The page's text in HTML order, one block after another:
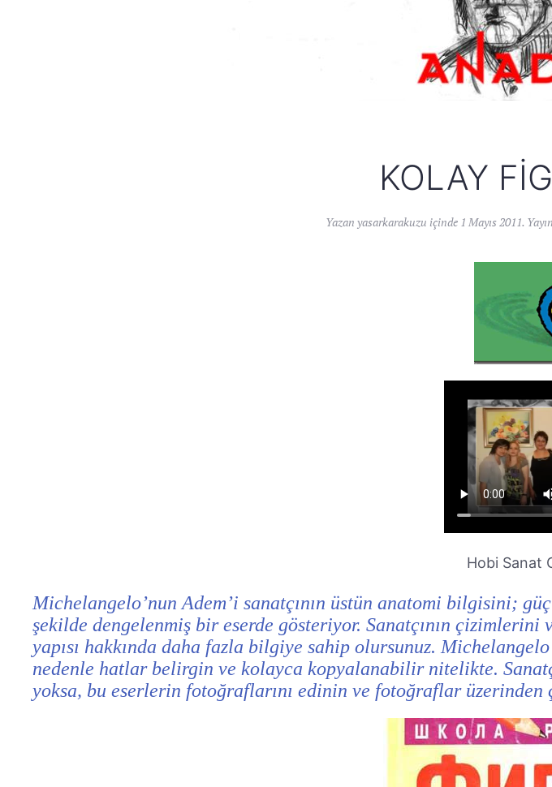
KOLAY
Yazan yasarkarakuzu içinde 1 Mayıs 2011.
Hobi Sanat
Michelangelo’nun Adem’i sanatçının üstün anatomi bilgisini;
şekilde dengelenmiş bir eserde gösteriyor. Sanatçının
yapısı hakkında daha fazla bilgiye sahip olursunuz.
nedenle hatlar belirgin ve kolayca kopyalanabilir nitelikte.
yoksa, bu eserlerin fotoğraflarını edinin ve fotoğraflar üzerinden